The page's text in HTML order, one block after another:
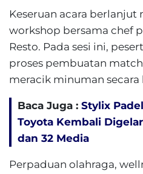
Keseruan acara berlanjut
workshop bersama chef
Resto. Pada sesi ini,
proses pembuatan
meracik minuman secara
Baca Juga : Stylix
Toyota Kembali
dan 32 Media
Perpaduan olahraga,